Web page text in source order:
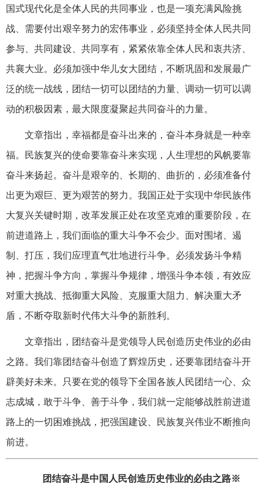
国式现代化是全体人民的共同事业，也是一项充满风险挑
战、需要付出艰辛努力的宏伟事业，必须坚持全体人民共同
参与、共同建设、共同享有，紧紧依靠全体人民和衷共济、
共襄大业。必须加强中华儿女大团结，不断巩固和发展最广
泛的统一战线，团结一切可以团结的力量、调动一切可以调
动的积极因素，最大限度凝聚起共同奋斗的力量。
文章指出，幸福都是奋斗出来的，奋斗本身就是一种幸
福。民族复兴的使命要靠奋斗来实现，人生理想的风帆要靠
奋斗来扬起。奋斗是艰辛的、长期的、曲折的，必须准备付
出更为艰巨、更为艰苦的努力。我国正处于实现中华民族伟
大复兴关键时期，改革发展正处在攻坚克难的重要阶段，在
前进道路上，我们面临的重大斗争不会少。面对围堵、遏
制、打压，我们应理直气壮地进行斗争。必须发扬斗争精
神，把握斗争方向，掌握斗争规律，增强斗争本领，有效应
对重大挑战、抵御重大风险、克服重大阻力、解决重大矛
盾，不断夺取新时代伟大斗争的新胜利。
文章指出，团结奋斗是党领导人民创造历史伟业的必由
之路。我们靠团结奋斗创造了辉煌历史，还要靠团结奋斗开
辟美好未来。只要在党的领导下全国各族人民团结一心、众
志成城，敢于斗争、善于斗争，我们就一定能够战胜前进道
路上的一切困难挑战，把强国建设、民族复兴伟业不断推向
前进。
团结奋斗是中国人民创造历史伟业的必由之路※